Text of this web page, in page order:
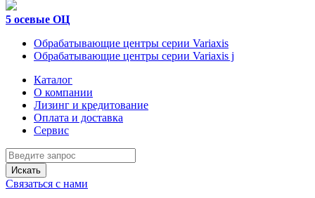
5 осевые ОЦ
Обрабатывающие центры серии Variaxis
Обрабатывающие центры серии Variaxis j
Каталог
О компании
Лизинг и кредитование
Оплата и доставка
Сервис
Искать
Связаться с нами